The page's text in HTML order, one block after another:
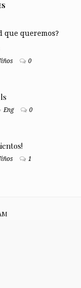
que queremos?
0
Eng 0
1